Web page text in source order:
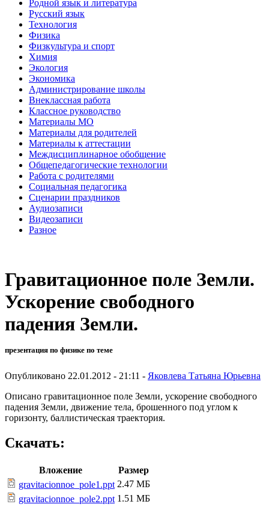
Родной язык и литература
Русский язык
Технология
Физика
Физкультура и спорт
Химия
Экология
Экономика
Администрирование школы
Внеклассная работа
Классное руководство
Материалы МО
Материалы для родителей
Материалы к аттестации
Междисциплинарное обобщение
Общепедагогические технологии
Работа с родителями
Социальная педагогика
Сценарии праздников
Аудиозаписи
Видеозаписи
Разное
Гравитационное поле Земли.
Ускорение свободного
падения Земли.
презентация по физике по теме
Опубликовано 22.01.2012 - 21:11 - Яковлева Татьяна Юрьевна
Описано гравитационное поле Земли, ускорение свободного
падения Земли, движение тела, брошенного под углом к
горизонту, баллистическая траектория.
Скачать:
Вложение
Размер
gravitacionnoe_pole1.ppt 2.47 МБ
gravitacionnoe_pole2.ppt 1.51 МБ